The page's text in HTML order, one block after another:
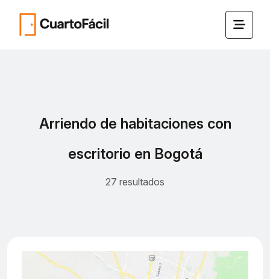
Arriendo de habitaciones con
escritorio en Bogotá
27 resultados